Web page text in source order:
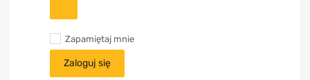
Zapamiętaj mnie
Zaloguj się